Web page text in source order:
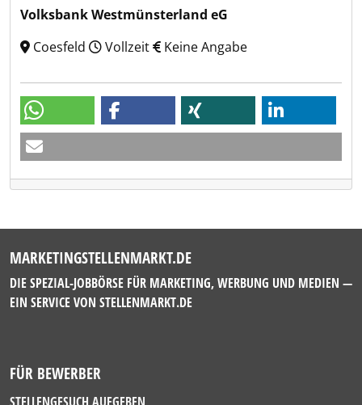
Volksbank Westmünsterland eG
Coesfeld
Vollzeit Keine Angabe
MARKETINGSTELLENMARKT.DE
DIE SPEZIAL-JOBBÖRSE FÜR MARKETING, WERBUNG UND MEDIEN —
EIN SERVICE VON STELLENMARKT.DE
FÜR BEWERBER